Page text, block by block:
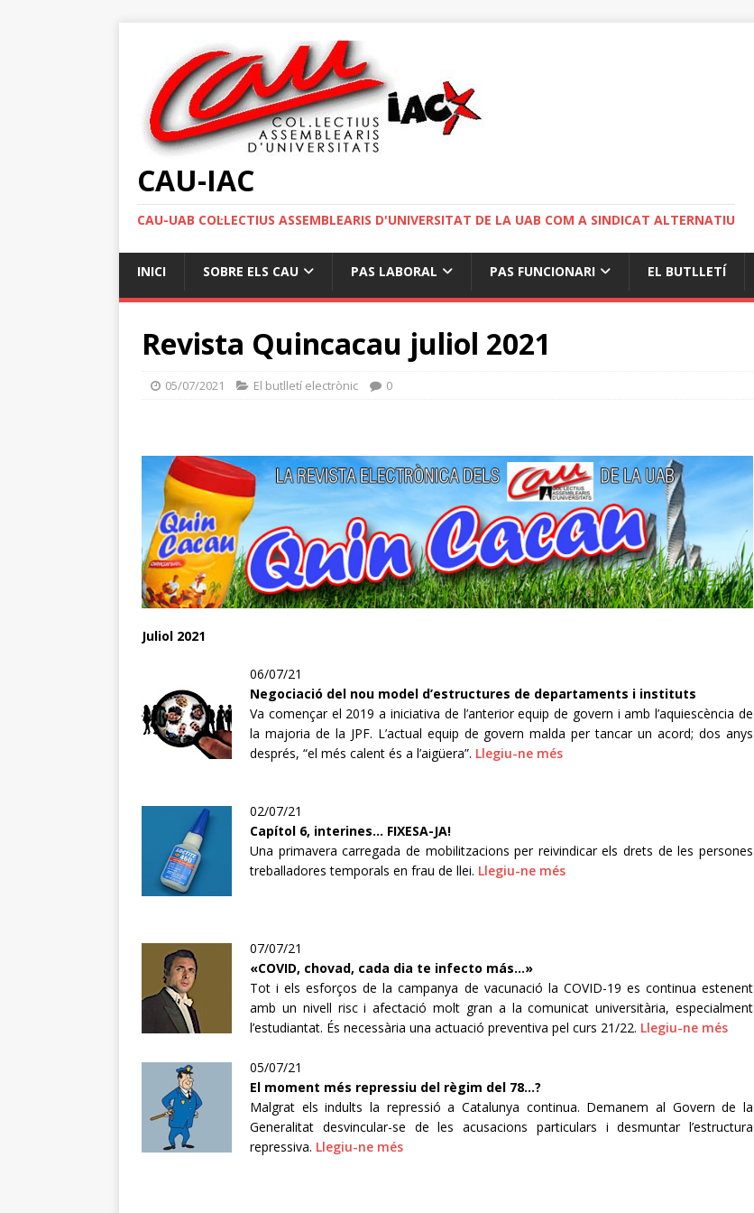
CAU-IAC
CAU-UAB COL·LECTIUS ASSEMBLEARIS D'UNIVERSITAT DE LA UAB COM A SINDICAT ALTERNATIU
INICI SOBRE ELS CAU PAS LABORAL PAS FUNCIONARI EL BUTLLETÍ
Revista Quincacau juliol 2021
05/07/2021 El butlletí electrònic 0
Juliol 2021
06/07/21
Negociació del nou model d’estructures de departaments i instituts
Va començar el 2019 a iniciativa de l’anterior equip de govern i amb l’aquiescència de
la majoria de la JPF. L’actual equip de govern malda per tancar un acord; dos anys
després, “el més calent és a l’aigüera”. Llegiu-ne més
02/07/21
Capítol 6, interines… FIXESA-JA!
Una primavera carregada de mobilitzacions per reivindicar els drets de les persones
treballadores temporals en frau de llei. Llegiu-ne més
07/07/21
«COVID, chovad, cada dia te infecto más…»
Tot i els esforços de la campanya de vacunació la COVID-19 es continua estenent
amb un nivell risc i afectació molt gran a la comunicat universitària, especialment
l’estudiantat. És necessària una actuació preventiva pel curs 21/22. Llegiu-ne més
05/07/21
El moment més repressiu del règim del 78…?
Malgrat els indults la repressió a Catalunya continua. Demanem al Govern de la
Generalitat desvincular-se de les acusacions particulars i desmuntar l’estructura
repressiva. Llegiu-ne més